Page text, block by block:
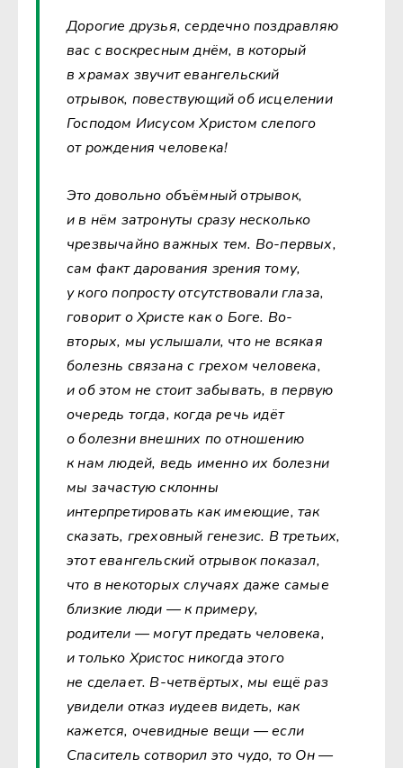
Дорогие друзья, сердечно поздравляю
вас с воскресным днём, в который
в храмах звучит евангельский
отрывок, повествующий об исцелении
Господом Иисусом Христом слепого
от рождения человека!
Это довольно объёмный отрывок,
и в нём затронуты сразу несколько
чрезвычайно важных тем. Во-первых,
сам факт дарования зрения тому,
у кого попросту отсутствовали глаза,
говорит о Христе как о Боге. Во-
вторых, мы услышали, что не всякая
болезнь связана с грехом человека,
и об этом не стоит забывать, в первую
очередь тогда, когда речь идёт
о болезни внешних по отношению
к нам людей, ведь именно их болезни
мы зачастую склонны
интерпретировать как имеющие, так
сказать, греховный генезис. В третьих,
этот евангельский отрывок показал,
что в некоторых случаях даже самые
близкие люди — к примеру,
родители — могут предать человека,
и только Христос никогда этого
не сделает. В-четвёртых, мы ещё раз
увидели отказ иудеев видеть, как
кажется, очевидные вещи — если
Спаситель сотворил это чудо, то Он —